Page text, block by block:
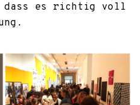
dass es richtig voll